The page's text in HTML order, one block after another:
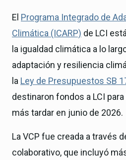
El Programa Integrado de
Climática (ICARP) de LCI
la igualdad climática a lo
adaptación y resiliencia
la Ley de Presupuestos SB
destinaron fondos a LCI
más tardar en junio de 2026.
La VCP fue creada a través
colaborativo, que incluyó